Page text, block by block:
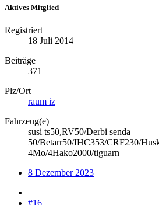
Aktives Mitglied
Registriert
18 Juli 2014
Beiträge
371
Plz/Ort
raum iz
Fahrzeug(e)
susi ts50,RV50/Derbi senda
50/Betarr50/IHC353/CRF230/
4Mo/4Hako2000/tiguarn
8 Dezember 2023